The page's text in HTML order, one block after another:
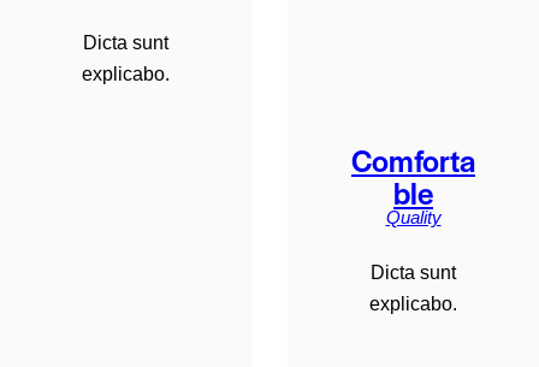
Dicta sunt
explicabo.
Comforta
ble
Quality
Dicta sunt
explicabo.